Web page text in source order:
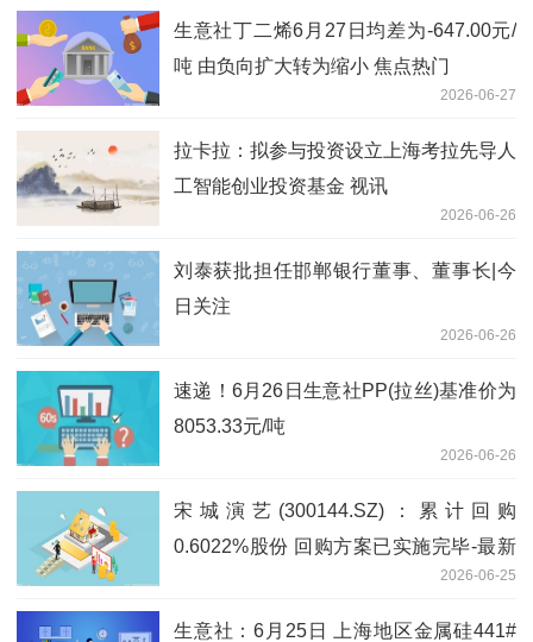
生意社丁二烯6月27日均差为-647.00元/
吨 由负向扩大转为缩小 焦点热门
2026-06-27
拉卡拉：拟参与投资设立上海考拉先导人
工智能创业投资基金 视讯
2026-06-26
刘泰获批担任邯郸银行董事、董事长|今
日关注
2026-06-26
速递！6月26日生意社PP(拉丝)基准价为
8053.33元/吨
2026-06-26
宋城演艺(300144.SZ)：累计回购
0.6022%股份 回购方案已实施完毕-最新
2026-06-25
生意社：6月25日 上海地区金属硅441#